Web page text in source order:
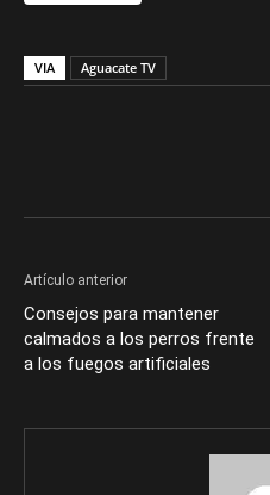
VIA Aguacate TV
Artículo anterior
Consejos para mantener
calmados a los perros frente
a los fuegos artificiales